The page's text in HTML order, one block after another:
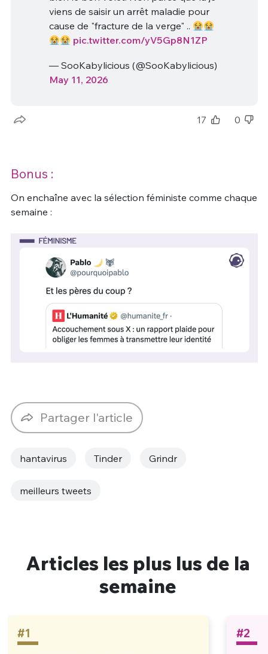
viens de saisir un arrêt maladie pour
cause de "fracture de la verge" ..
pic.twitter.com/yV5Gp8N1ZP
— SooKabylicious (@SooKabylicious)
May 11, 2026
17 0
Bonus :
On enchaîne avec la sélection féministe comme chaque
semaine :
Partager l'article
hantavirus Tinder Grindr
meilleurs tweets
Articles les plus lus de la
semaine
#1 #2